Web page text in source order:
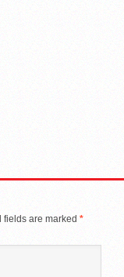
fields are marked *